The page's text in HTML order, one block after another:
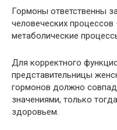
Гормоны ответственны
человеческих
метаболические
Для корректного
представительницы
гормонов должно
значениями, только
здоровьем.